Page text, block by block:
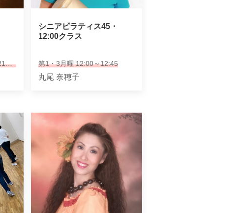
第１・３月曜 20：10～21：10
シニアピラティス45・
12:00クラス
第1・3月曜 12:00～12:45
丸尾 奈穂子